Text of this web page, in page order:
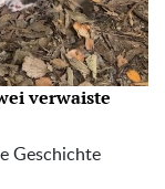
verwaiste
Geschichte